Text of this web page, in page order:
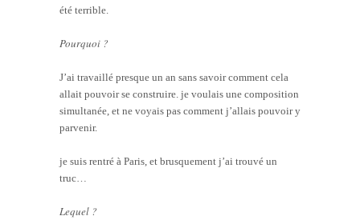
été terrible.
Pourquoi ?
J’ai travaillé presque un an sans savoir comment cela
allait pouvoir se construire. je voulais une composition
simultanée, et ne voyais pas comment j’allais pouvoir y
parvenir.
je suis rentré à Paris, et brusquement j’ai trouvé un
truc…
Lequel ?